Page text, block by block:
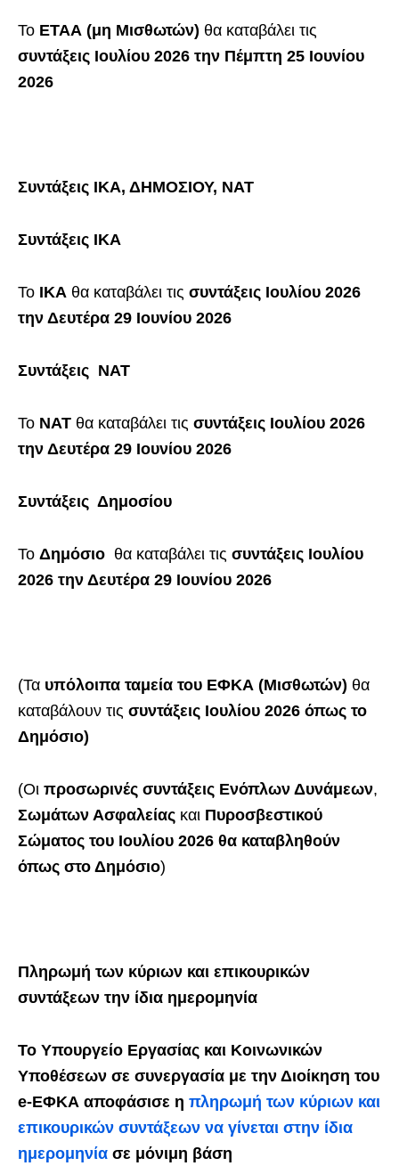
Το ΕΤΑΑ (μη Μισθωτών) θα καταβάλει τις
συντάξεις Ιουλίου 2026 την Πέμπτη 25 Ιουνίου
2026
Συντάξεις ΙΚΑ, ΔΗΜΟΣΙΟΥ, ΝΑΤ
Συντάξεις ΙΚΑ
Το ΙΚΑ θα καταβάλει τις συντάξεις Ιουλίου 2026
την Δευτέρα 29 Ιουνίου 2026
Συντάξεις ΝΑΤ
Το ΝΑΤ θα καταβάλει τις συντάξεις Ιουλίου 2026
την Δευτέρα 29 Ιουνίου 2026
Συντάξεις Δημοσίου
Το Δημόσιο θα καταβάλει τις συντάξεις Ιουλίου
2026 την Δευτέρα 29 Ιουνίου 2026
(Τα υπόλοιπα ταμεία του ΕΦΚΑ (Μισθωτών) θα
καταβάλουν τις συντάξεις Ιουλίου 2026 όπως το
Δημόσιο)
(Οι προσωρινές συντάξεις Ενόπλων Δυνάμεων,
Σωμάτων Ασφαλείας και Πυροσβεστικού
Σώματος του Ιουλίου 2026 θα καταβληθούν
όπως στο Δημόσιο)
Πληρωμή των κύριων και επικουρικών
συντάξεων την ίδια ημερομηνία
Το Υπουργείο Εργασίας και Κοινωνικών
Υποθέσεων σε συνεργασία με την Διοίκηση του
e-ΕΦΚΑ αποφάσισε η πληρωμή των κύριων και
επικουρικών συντάξεων να γίνεται στην ίδια
ημερομηνία σε μόνιμη βάση